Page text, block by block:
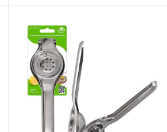
Отправим
13.08.2026
В наличии в пункте
самовывоза
Нет